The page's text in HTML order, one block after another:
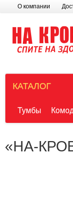
О компании
КАТАЛОГ
Тумбы
«НА-